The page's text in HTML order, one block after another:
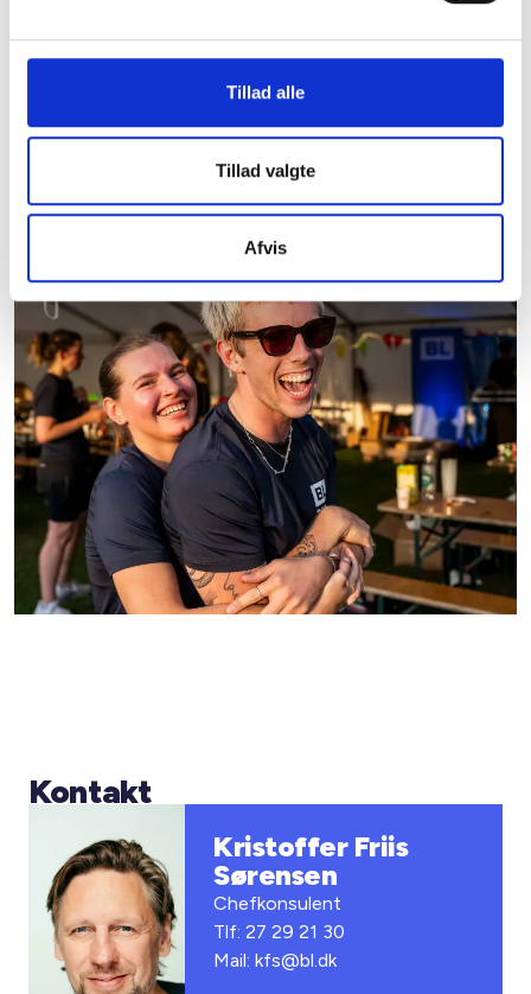
Tillad alle
Tillad valgte
Afvis
Kontakt
Kristoffer Friis
Sørensen
Chefkonsulent
Tlf: 27 29 21 30
Mail: kfs@bl.dk